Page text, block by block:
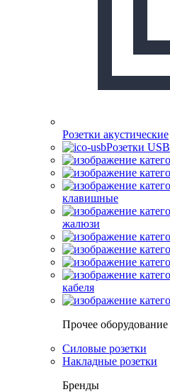
Розетки акустические
Розетки USB
клавишные
жалюзи
кабеля
Прочее оборудование
Силовые розетки
Накладные розетки
Бренды